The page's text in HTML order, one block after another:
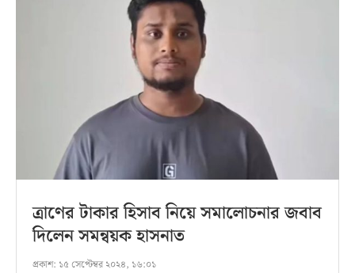
ত্রাণের টাকার হিসাব নিয়ে সমালোচনার জবাব
দিলেন সমন্বয়ক হাসনাত
প্রকাশ: ১৫ সেপ্টেম্বর ২০২৪, ১৬:০১